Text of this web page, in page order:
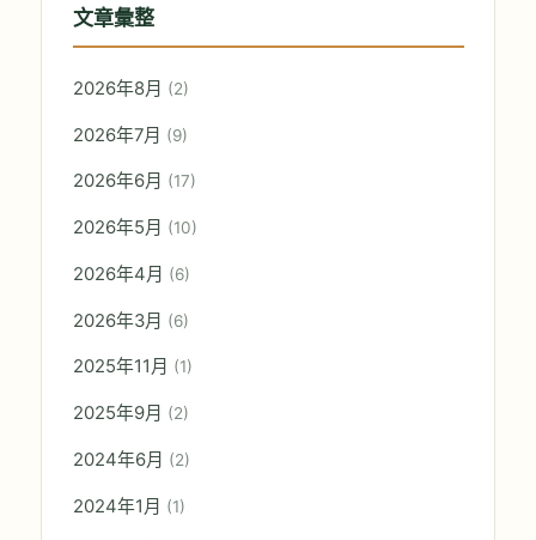
文章彙整
2026年8月 (2)
2026年7月 (9)
2026年6月 (17)
2026年5月 (10)
2026年4月 (6)
2026年3月 (6)
2025年11月 (1)
2025年9月 (2)
2024年6月 (2)
2024年1月 (1)